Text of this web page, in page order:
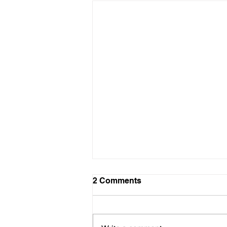
painting macht glücklich
nach Vorlagen gestaltet der Auto-
2 Comments